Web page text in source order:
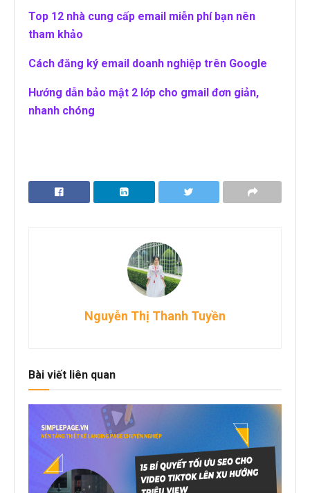
Top 12 nhà cung cấp email miễn phí bạn nên
tham khảo
Cách đăng ký email doanh nghiệp trên Google
Hướng dẫn bảo mật 2 lớp cho gmail đơn giản,
nhanh chóng
Nguyễn Thị Thanh Tuyền
Bài viết liên quan